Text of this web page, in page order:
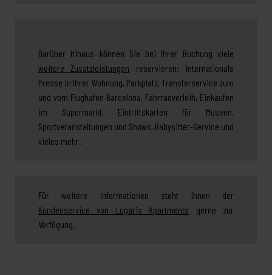
Darüber hinaus können Sie bei Ihrer Buchung viele
weitere Zusatzleistungen reservieren: internationale
Presse in Ihrer Wohnung, Parkplatz, Transferservice zum
und vom Flughafen Barcelona, Fahrradverleih, Einkaufen
im Supermarkt, Eintrittskarten für Museen,
Sportveranstaltungen und Shows, Babysitter-Service und
vieles mehr.
Für weitere Informationen steht Ihnen der
Kundenservice von Lugaris Apartments gerne zur
Verfügung.